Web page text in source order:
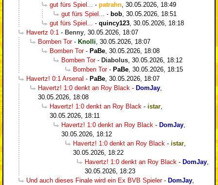
gut fürs Spiel...
- patrahn 30.05.2026, 18:49
gut fürs Spiel...
- bob 30.05.2026, 18:51
gut fürs Spiel...
- quincy123 30.05.2026, 18:18
Havertz 0:1 - Benny 30.05.2026, 18:07
Bomben Tor- Knolli 30.05.2026, 18:07
Bomben Tor- PaBe 30.05.2026, 18:08
Bomben Tor- Diabolus 30.05.2026, 18:12
Bomben Tor- PaBe 30.05.2026, 18:15
Havertz! 0:1 Arsenal - PaBe 30.05.2026, 18:07
Havertz! 1:0 denkt an Roy Black - DomJay
30.05.2026, 18:08
Havertz! 1:0 denkt an Roy Black - istar
30.05.2026, 18:11
Havertz! 1:0 denkt an Roy Black - DomJay
30.05.2026, 18:12
Havertz! 1:0 denkt an Roy Black - istar
30.05.2026, 18:22
Havertz! 1:0 denkt an Roy Black - DomJay
30.05.2026, 18:23
Und auch dieses Finale wird ein Ex BVB Spieler- DomJay